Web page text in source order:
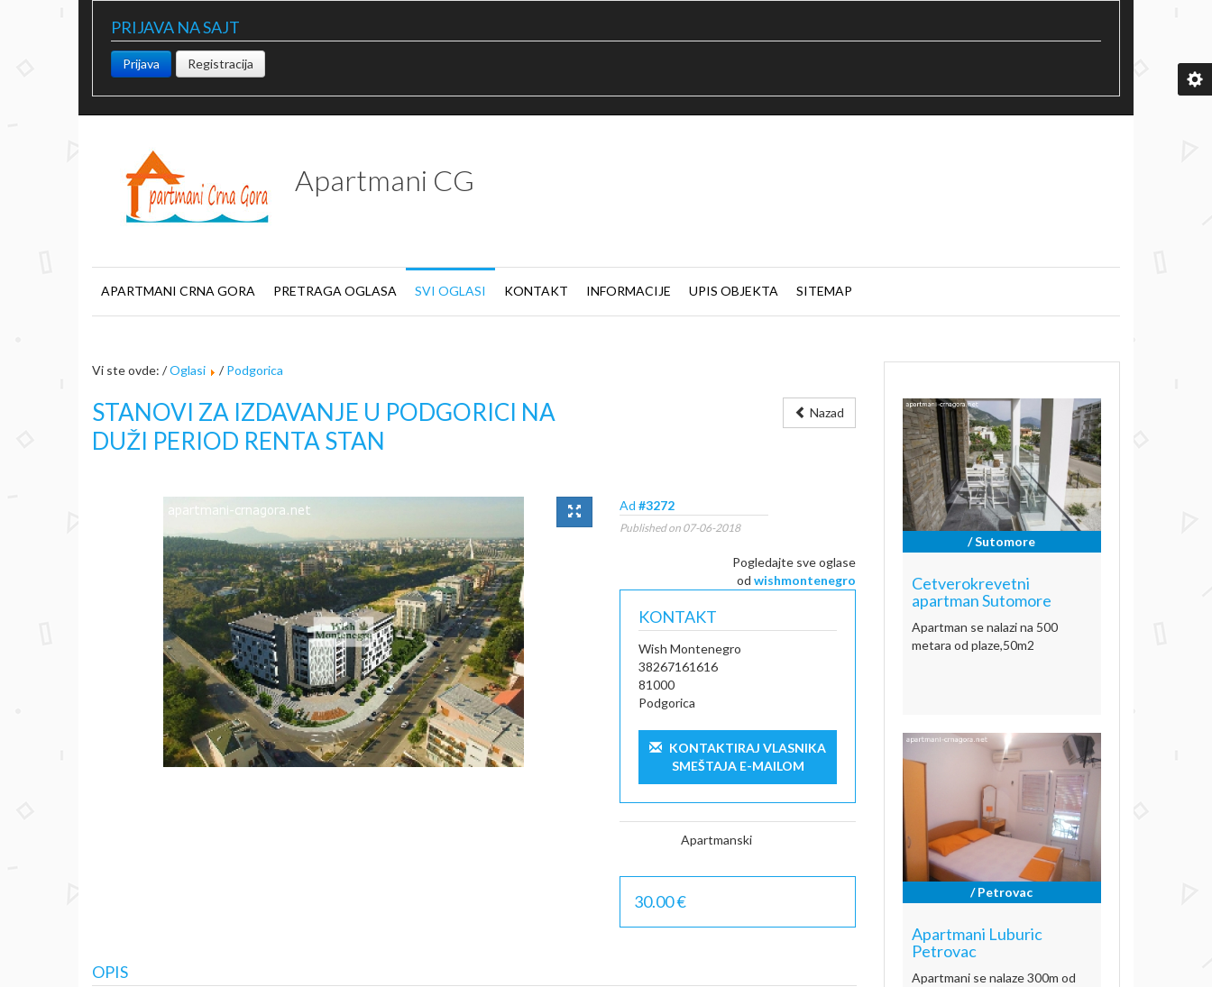
PRIJAVA NA SAJT
Prijava Registracija
Apartmani CG
APARTMANI CRNA GORA PRETRAGA OGLASA SVI OGLASI KONTAKT INFORMACIJE UPIS OBJEKTA SITEMAP
Vi ste ovde: /Oglasi /Podgorica
STANOVI ZA IZDAVANJE U PODGORICI NA
DUŽI PERIOD RENTA STAN
Nazad
Ad #3272
Published on 07-06-2018
Pogledajte sve oglase
odwishmontenegro
KONTAKT
Wish Montenegro
38267161616
81000
Podgorica
KONTAKTIRAJ VLASNIKA
SMEŠTAJA E-MAILOM
Apartmanski
30.00 €
OPIS
/ Sutomore
Cetverokrevetni
apartman Sutomore
Apartman se nalazi na 500
metara od plaze,50m2
/ Petrovac
Apartmani Luburic
Petrovac
Apartmani se nalaze 300m od